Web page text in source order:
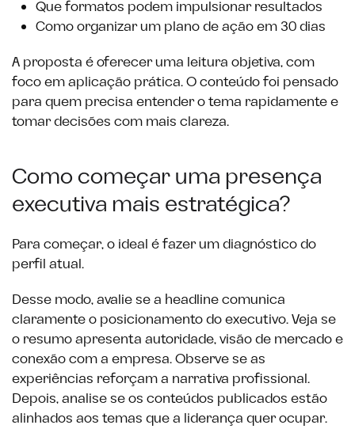
Que formatos podem impulsionar resultados
Como organizar um plano de ação em 30 dias
A proposta é oferecer uma leitura objetiva, com
foco em aplicação prática. O conteúdo foi pensado
para quem precisa entender o tema rapidamente e
tomar decisões com mais clareza.
Como começar uma presença
executiva mais estratégica?
Para começar, o ideal é fazer um diagnóstico do
perfil atual.
Desse modo, avalie se a headline comunica
claramente o posicionamento do executivo. Veja se
o resumo apresenta autoridade, visão de mercado e
conexão com a empresa. Observe se as
experiências reforçam a narrativa profissional.
Depois, analise se os conteúdos publicados estão
alinhados aos temas que a liderança quer ocupar.